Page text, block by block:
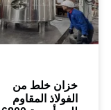
خلط من
المقاوم